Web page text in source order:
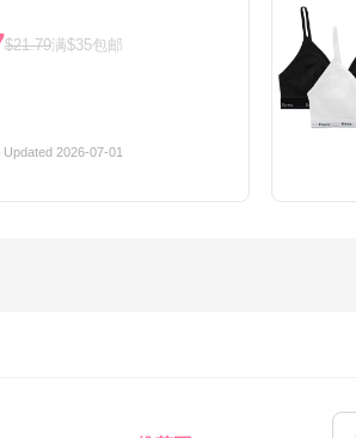
$21.79满$35包邮
Updated 2026-07-01